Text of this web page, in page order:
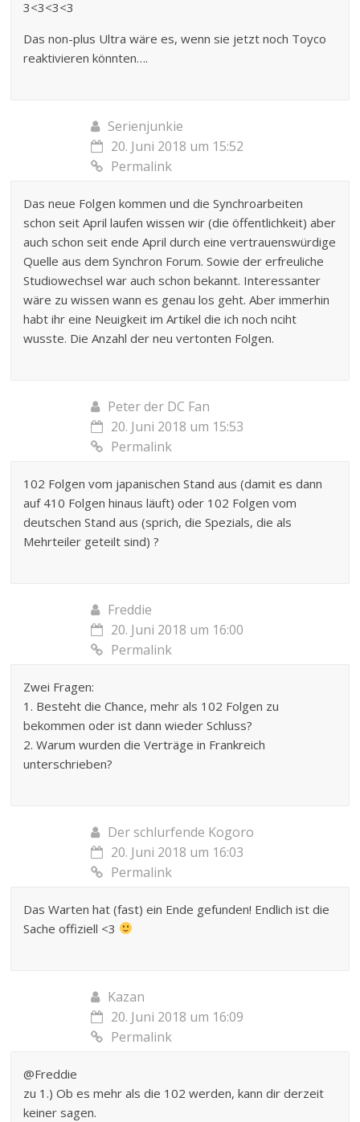
3<3<3<3
Das non-plus Ultra wäre es, wenn sie jetzt noch Toyco
reaktivieren könnten….
Serienjunkie
20. Juni 2018 um 15:52
Permalink
Das neue Folgen kommen und die Synchroarbeiten
schon seit April laufen wissen wir (die öffentlichkeit) aber
auch schon seit ende April durch eine vertrauenswürdige
Quelle aus dem Synchron Forum. Sowie der erfreuliche
Studiowechsel war auch schon bekannt. Interessanter
wäre zu wissen wann es genau los geht. Aber immerhin
habt ihr eine Neuigkeit im Artikel die ich noch nciht
wusste. Die Anzahl der neu vertonten Folgen.
Peter der DC Fan
20. Juni 2018 um 15:53
Permalink
102 Folgen vom japanischen Stand aus (damit es dann
auf 410 Folgen hinaus läuft) oder 102 Folgen vom
deutschen Stand aus (sprich, die Spezials, die als
Mehrteiler geteilt sind) ?
Freddie
20. Juni 2018 um 16:00
Permalink
Zwei Fragen:
1. Besteht die Chance, mehr als 102 Folgen zu
bekommen oder ist dann wieder Schluss?
2. Warum wurden die Verträge in Frankreich
unterschrieben?
Der schlurfende Kogoro
20. Juni 2018 um 16:03
Permalink
Das Warten hat (fast) ein Ende gefunden! Endlich ist die
Sache offiziell <3
Kazan
20. Juni 2018 um 16:09
Permalink
@Freddie
zu 1.) Ob es mehr als die 102 werden, kann dir derzeit
keiner sagen.